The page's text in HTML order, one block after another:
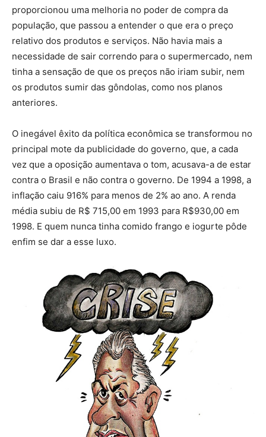
proporcionou uma melhoria no poder de compra da
população, que passou a entender o que era o preço
relativo dos produtos e serviços. Não havia mais a
necessidade de sair correndo para o supermercado, nem
tinha a sensação de que os preços não iriam subir, nem
os produtos sumir das gôndolas, como nos planos
anteriores.
O inegável êxito da política econômica se transformou no
principal mote da publicidade do governo, que, a cada
vez que a oposição aumentava o tom, acusava-a de estar
contra o Brasil e não contra o governo. De 1994 a 1998, a
inflação caiu 916% para menos de 2% ao ano. A renda
média subiu de R$ 715,00 em 1993 para R$930,00 em
1998. E quem nunca tinha comido frango e iogurte pôde
enfim se dar a esse luxo.